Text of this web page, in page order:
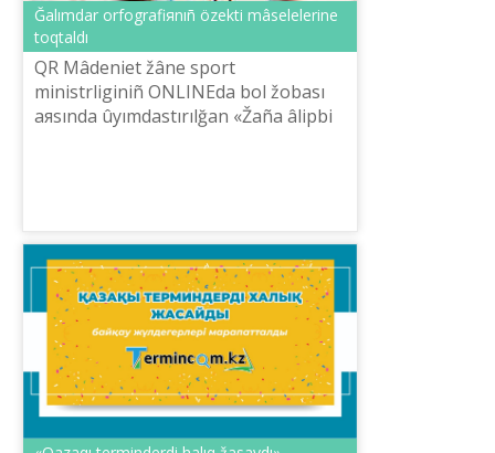
Ğalımdar orfografiяnıñ özektі mâselelerіne
toqtaldı
QR Mâdeniet žâne sport
ministrlіgіnіñ ONLINEda bol žobası
aяsında ûyımdastırılğan «Žaña âlіpbi